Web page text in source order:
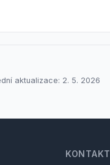
aktualizace: 2. 5. 2026
KONTAKT